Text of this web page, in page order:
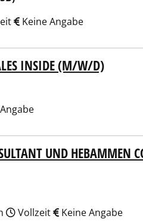
Keine Angabe
INSIDE (M/W/D)
UND HEBAMMEN
Vollzeit Keine Angabe